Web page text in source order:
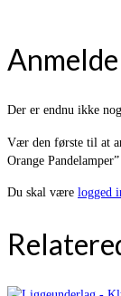
Der er endnu ikke
Vær den første til at
Orange Pandelamper”
Du skal være logged